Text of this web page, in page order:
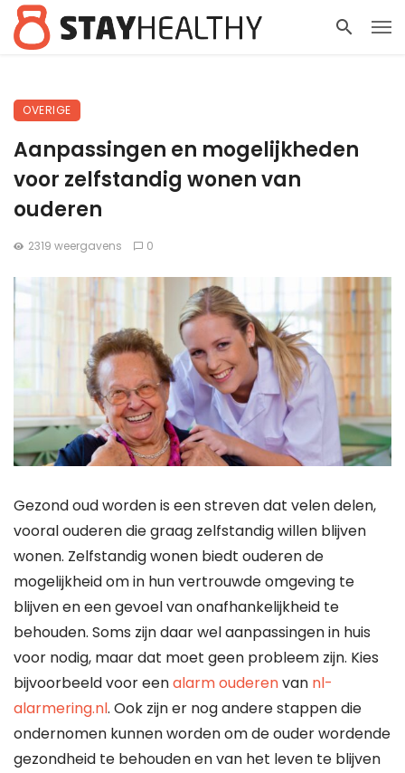
OVERIGE
Aanpassingen en mogelijkheden
voor zelfstandig wonen van
ouderen
2319 weergavens 0
Gezond oud worden is een streven dat velen delen,
vooral ouderen die graag zelfstandig willen blijven
wonen. Zelfstandig wonen biedt ouderen de
mogelijkheid om in hun vertrouwde omgeving te
blijven en een gevoel van onafhankelijkheid te
behouden. Soms zijn daar wel aanpassingen in huis
voor nodig, maar dat moet geen probleem zijn. Kies
bijvoorbeeld voor eenalarm ouderenvan nl-
alarmering.nl. Ook zijn er nog andere stappen die
ondernomen kunnen worden om de ouder wordende
gezondheid te behouden en van het leven te blijven